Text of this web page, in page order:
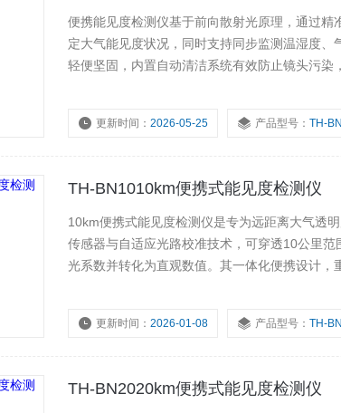
便携能见度检测仪基于前向散射光原理，通过
定大气能见度状况，同时支持同步监测温湿度、
轻便坚固，内置自动清洁系统有效防止镜头污染
更新时间：2026-05-25 产品型号：TH-
TH-BN1010km便携式能见度检测仪
10km便携式能见度检测仪是专为远距离大气透
传感器与自适应光路校准技术，可穿透10公里
光系数并转化为直观数值。其一体化便携设计
更新时间：2026-01-08 产品型号：TH-
TH-BN2020km便携式能见度检测仪